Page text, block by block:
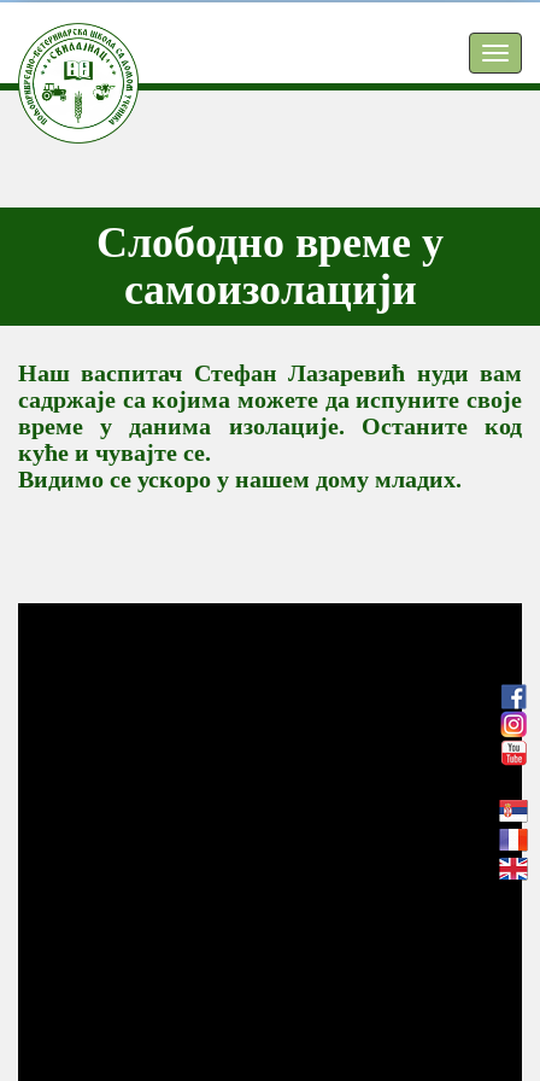
Слободно време у
самоизолацији
Наш васпитач Стефан Лазаревић нуди вам
садржаје са којима можете да испуните своје
време у данима изолације. Останите код
куће и чувајте се.
Видимо се ускоро у нашем дому младих.